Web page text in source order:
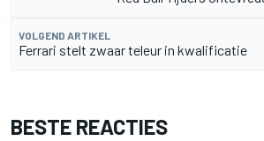
VOLGEND ARTIKEL
Ferrari stelt zwaar teleur in kwalificatie
BESTE REACTIES